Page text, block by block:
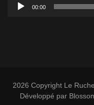
00:00
2026 Copyright Le
Développé par